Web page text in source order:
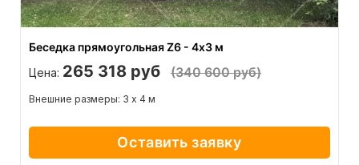
Беседка прямоугольная Z6 - 4х3 м
Цена: 265 318 руб (340 600 руб)
Внешние размеры: 3 х 4 м
Оставить заявку